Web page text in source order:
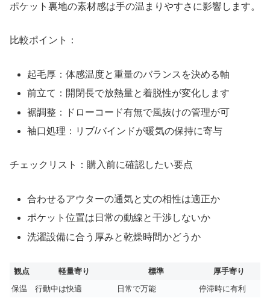
ポケット裏地の素材感は手の温まりやすさに影響します。
比較ポイント：
起毛厚：体感温度と重量のバランスを決める軸
前立て：開閉長で放熱量と着脱性が変化します
裾調整：ドローコード有無で風抜けの管理が可
袖口処理：リブ/バインドが暖気の保持に寄与
チェックリスト：購入前に確認したい要点
合わせるアウターの通気と丈の相性は適正か
ポケット位置は日常の動線と干渉しないか
洗濯設備に合う厚みと乾燥時間かどうか
観点 軽量寄り 標準
厚手寄り
保温
行動中は快適 日常で万能
停滞時に有利